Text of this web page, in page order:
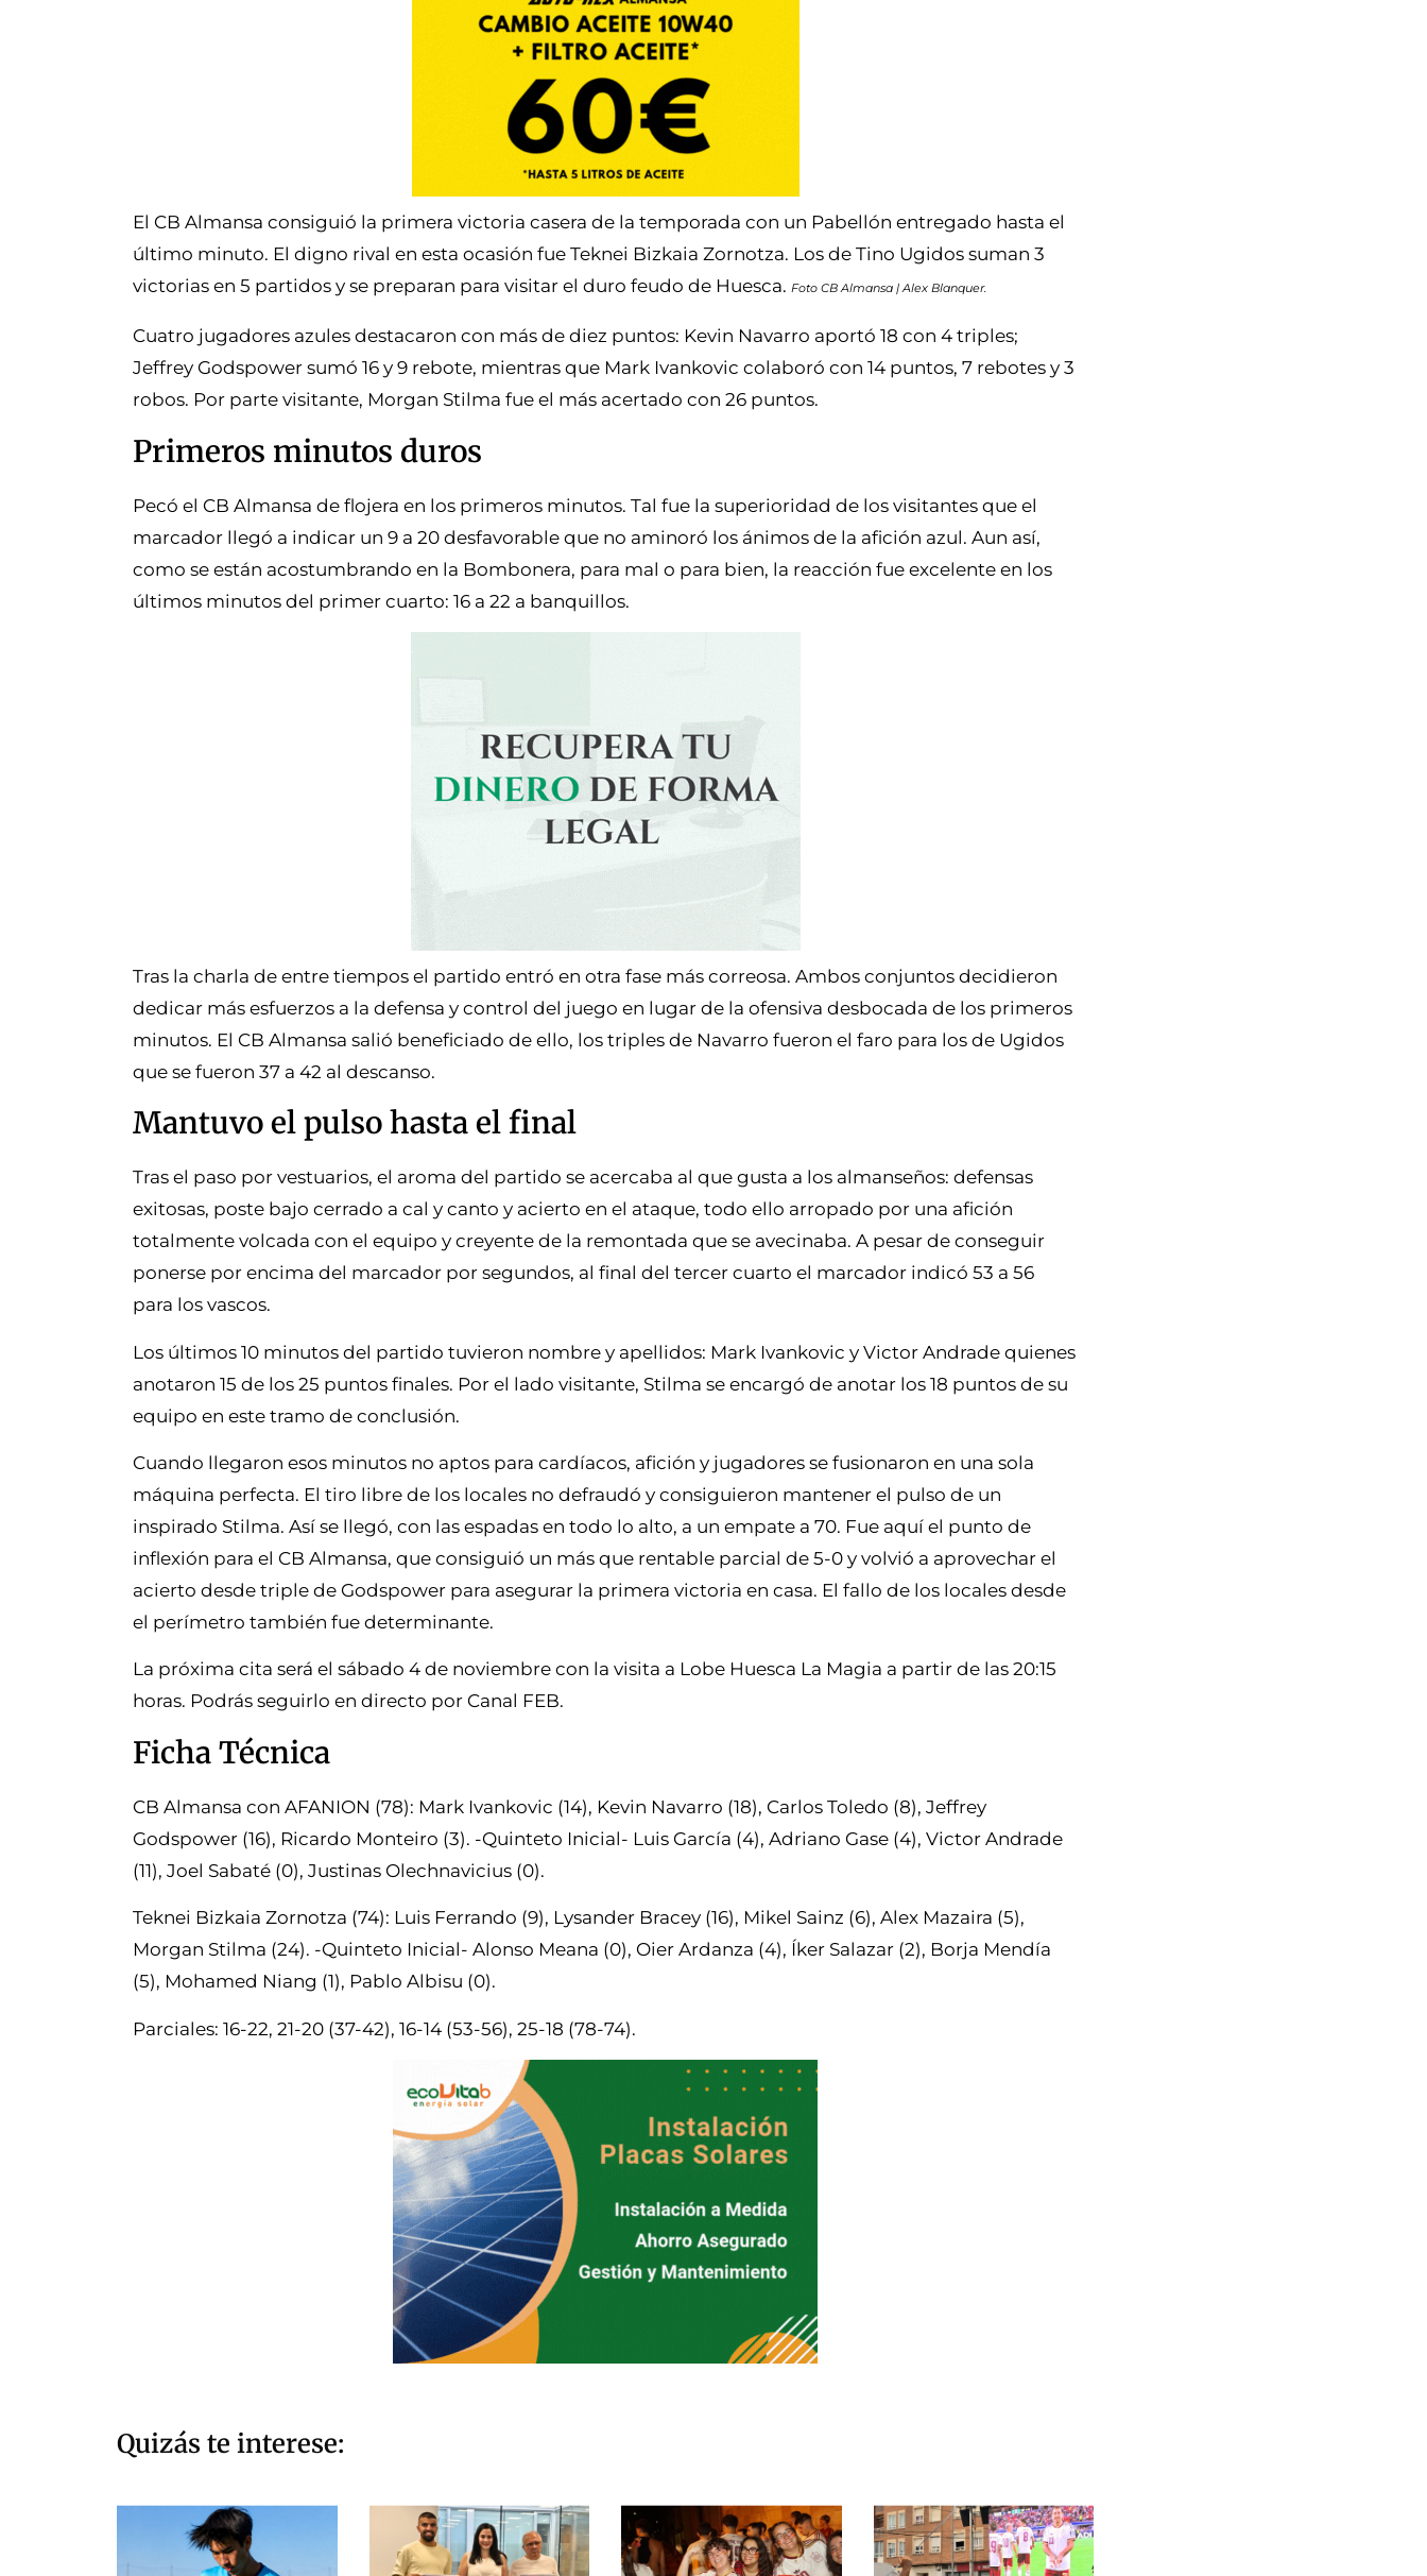
El CB Almansa consiguió la primera victoria casera de la temporada con un Pabellón entregado hasta el
último minuto. El digno rival en esta ocasión fue Teknei Bizkaia Zornotza. Los de Tino Ugidos suman 3
victorias en 5 partidos y se preparan para visitar el duro feudo de Huesca. Foto CB Almansa | Alex Blanquer.
Cuatro jugadores azules destacaron con más de diez puntos: Kevin Navarro aportó 18 con 4 triples;
Jeffrey Godspower sumó 16 y 9 rebote, mientras que Mark Ivankovic colaboró con 14 puntos, 7 rebotes y 3
robos. Por parte visitante, Morgan Stilma fue el más acertado con 26 puntos.
Primeros minutos duros
Pecó el CB Almansa de flojera en los primeros minutos. Tal fue la superioridad de los visitantes que el
marcador llegó a indicar un 9 a 20 desfavorable que no aminoró los ánimos de la afición azul. Aun así,
como se están acostumbrando en la Bombonera, para mal o para bien, la reacción fue excelente en los
últimos minutos del primer cuarto: 16 a 22 a banquillos.
Tras la charla de entre tiempos el partido entró en otra fase más correosa. Ambos conjuntos decidieron
dedicar más esfuerzos a la defensa y control del juego en lugar de la ofensiva desbocada de los primeros
minutos. El CB Almansa salió beneficiado de ello, los triples de Navarro fueron el faro para los de Ugidos
que se fueron 37 a 42 al descanso.
Mantuvo el pulso hasta el final
Tras el paso por vestuarios, el aroma del partido se acercaba al que gusta a los almanseños: defensas
exitosas, poste bajo cerrado a cal y canto y acierto en el ataque, todo ello arropado por una afición
totalmente volcada con el equipo y creyente de la remontada que se avecinaba. A pesar de conseguir
ponerse por encima del marcador por segundos, al final del tercer cuarto el marcador indicó 53 a 56
para los vascos.
Los últimos 10 minutos del partido tuvieron nombre y apellidos: Mark Ivankovic y Victor Andrade quienes
anotaron 15 de los 25 puntos finales. Por el lado visitante, Stilma se encargó de anotar los 18 puntos de su
equipo en este tramo de conclusión.
Cuando llegaron esos minutos no aptos para cardíacos, afición y jugadores se fusionaron en una sola
máquina perfecta. El tiro libre de los locales no defraudó y consiguieron mantener el pulso de un
inspirado Stilma. Así se llegó, con las espadas en todo lo alto, a un empate a 70. Fue aquí el punto de
inflexión para el CB Almansa, que consiguió un más que rentable parcial de 5-0 y volvió a aprovechar el
acierto desde triple de Godspower para asegurar la primera victoria en casa. El fallo de los locales desde
el perímetro también fue determinante.
La próxima cita será el sábado 4 de noviembre con la visita a Lobe Huesca La Magia a partir de las 20:15
horas. Podrás seguirlo en directo por Canal FEB.
Ficha Técnica
CB Almansa con AFANION (78): Mark Ivankovic (14), Kevin Navarro (18), Carlos Toledo (8), Jeffrey
Godspower (16), Ricardo Monteiro (3). -Quinteto Inicial- Luis García (4), Adriano Gase (4), Victor Andrade
(11), Joel Sabaté (0), Justinas Olechnavicius (0).
Teknei Bizkaia Zornotza (74): Luis Ferrando (9), Lysander Bracey (16), Mikel Sainz (6), Alex Mazaira (5),
Morgan Stilma (24). -Quinteto Inicial- Alonso Meana (0), Oier Ardanza (4), Íker Salazar (2), Borja Mendía
(5), Mohamed Niang (1), Pablo Albisu (0).
Parciales: 16-22, 21-20 (37-42), 16-14 (53-56), 25-18 (78-74).
Quizás te interese: